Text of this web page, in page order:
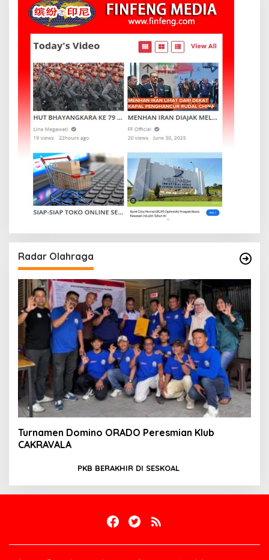
Radar Olahraga
Turnamen Domino ORADO Peresmian Klub
CAKRAVALA
PKB BERAKHIR DI SESKOAL